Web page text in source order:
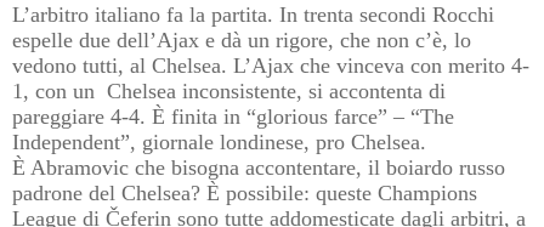
L’arbitro italiano fa la partita. In trenta secondi Rocchi
espelle due dell’Ajax e dà un rigore, che non c’è, lo
vedono tutti, al Chelsea. L’Ajax che vinceva con merito 4-
1, con un Chelsea inconsistente, si accontenta di
pareggiare 4-4. È finita in “glorious farce” – “The
Independent”, giornale londinese, pro Chelsea.
È Abramovic che bisogna accontentare, il boiardo russo
padrone del Chelsea? È possibile: queste Champions
League di Čeferin sono tutte addomesticate dagli arbitri, a